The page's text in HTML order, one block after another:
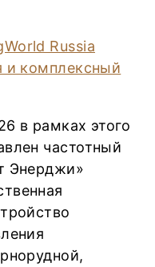
в рамках этого
частотный
Энерджи»